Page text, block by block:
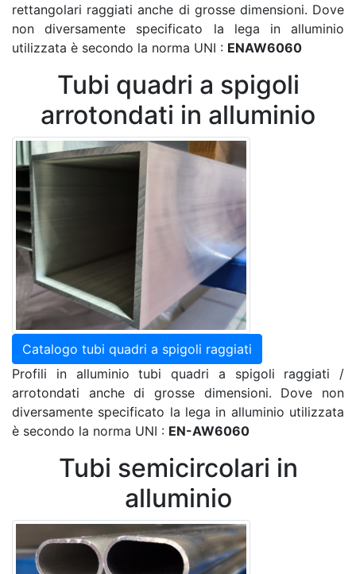
rettangolari raggiati anche di grosse dimensioni. Dove
non diversamente specificato la lega in alluminio
utilizzata è secondo la norma UNI : ENAW6060
Tubi quadri a spigoli
arrotondati in alluminio
Catalogo tubi quadri a spigoli raggiati
Profili in alluminio tubi quadri a spigoli raggiati /
arrotondati anche di grosse dimensioni. Dove non
diversamente specificato la lega in alluminio utilizzata
è secondo la norma UNI : EN-AW6060
Tubi semicircolari in
alluminio